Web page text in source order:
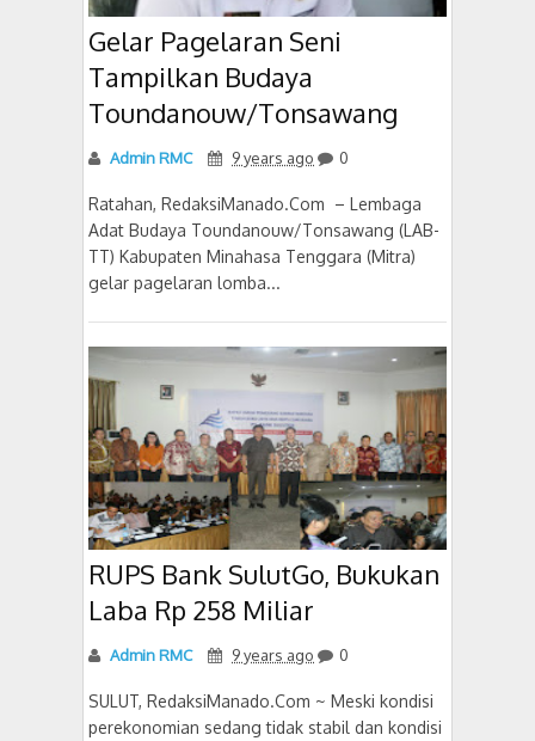
Gelar Pagelaran Seni
Tampilkan Budaya
Toundanouw/Tonsawang
Admin RMC 9 years ago 0
Ratahan, RedaksiManado.Com – Lembaga
Adat Budaya Toundanouw/Tonsawang (LAB-
TT) Kabupaten Minahasa Tenggara (Mitra)
gelar pagelaran lomba...
RUPS Bank SulutGo, Bukukan
Laba Rp 258 Miliar
Admin RMC 9 years ago 0
SULUT, RedaksiManado.Com ~ Meski kondisi
perekonomian sedang tidak stabil dan kondisi